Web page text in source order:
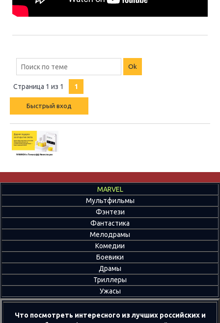
Страница 1 из 1 1
MARVEL
Мультфильмы
Фэнтези
Фантастика
Мелодрамы
Комедии
Боевики
Драмы
Триллеры
Ужасы
Что посмотреть интересного из лучших российских и